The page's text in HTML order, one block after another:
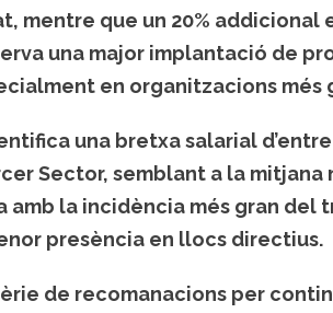
mentre que un 20% addicional
una major implantació de
en organitzacions més
una bretxa salarial d’entre
Sector, semblant a la mitjana
amb la incidència més gran del
presència en llocs directius.
de recomanacions per